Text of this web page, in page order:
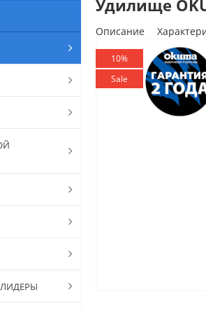
Удилище
Описание
10%
Sale